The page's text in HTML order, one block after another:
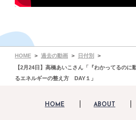
HOME 過去の動画
日付別
【2月24日】高橋あいこさん「『わかってるのに
るエネルギーの整え方 DAY１」
HOME ABOUT